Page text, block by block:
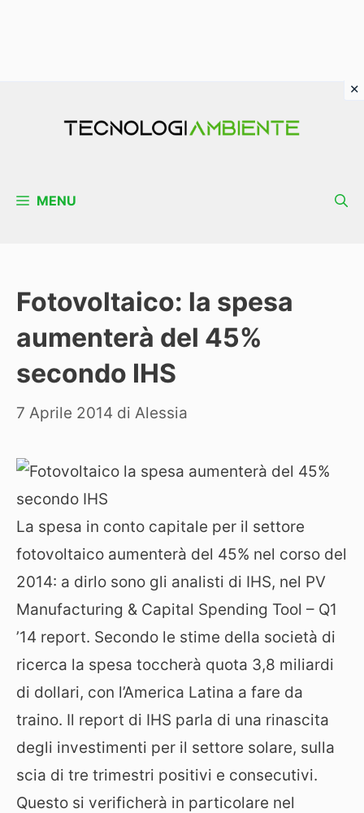
MENU
Fotovoltaico: la spesa
aumenterà del 45%
secondo IHS
7 Aprile 2014 di Alessia
La spesa in conto capitale per il settore
fotovoltaico aumenterà del 45% nel corso del
2014: a dirlo sono gli analisti di IHS, nel PV
Manufacturing & Capital Spending Tool – Q1
’14 report. Secondo le stime della società di
ricerca la spesa toccherà quota 3,8 miliardi
di dollari, con l’America Latina a fare da
traino. Il report di IHS parla di una rinascita
degli investimenti per il settore solare, sulla
scia di tre trimestri positivi e consecutivi.
Questo si verificherà in particolare nel